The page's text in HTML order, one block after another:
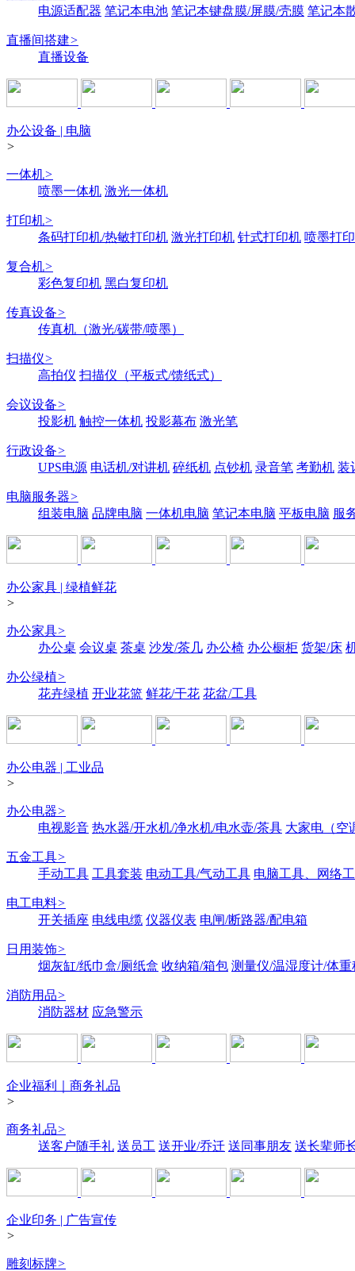
电源适配器 笔记本电池 笔记本键盘膜/屏膜/壳膜 笔记本
直播间搭建>
直播设备
办公设备 | 电脑
>
一体机>
喷墨一体机 激光一体机
打印机>
条码打印机/热敏打印机 激光打印机 针式打印机 喷墨打
复合机>
彩色复印机 黑白复印机
传真设备>
传真机（激光/碳带/喷墨）
扫描仪>
高拍仪 扫描仪（平板式/馈纸式）
会议设备>
投影机 触控一体机 投影幕布 激光笔
行政设备>
UPS电源 电话机/对讲机 碎纸机 点钞机 录音笔 考勤机 装
电脑服务器>
组装电脑 品牌电脑 一体机电脑 笔记本电脑 平板电脑 服
办公家具 | 绿植鲜花
>
办公家具>
办公桌 会议桌 茶桌 沙发/茶几 办公椅 办公橱柜 货架/床
办公绿植>
花卉绿植 开业花篮 鲜花/干花 花盆/工具
办公电器 | 工业品
>
办公电器>
电视影音 热水器/开水机/净水机/电水壶/茶具 大家电（空
五金工具>
手动工具 工具套装 电动工具/气动工具 电脑工具、网络
电工电料>
开关插座 电线电缆 仪器仪表 电闸/断路器/配电箱
日用装饰>
烟灰缸/纸巾盒/厕纸盒 收纳箱/箱包 测量仪/温湿度计/体重
消防用品>
消防器材 应急警示
企业福利｜商务礼品
>
商务礼品>
送客户随手礼 送员工 送开业/乔迁 送同事朋友 送长辈师
企业印务 | 广告宣传
>
雕刻标牌>